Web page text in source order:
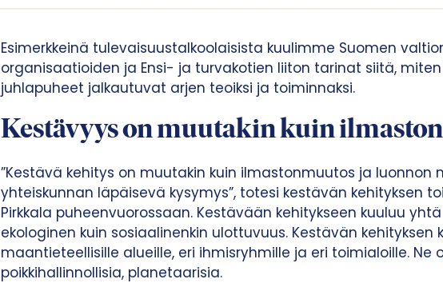
Esimerkkeinä tulevaisuustalkoolaisista kuulimme Suomen
organisaatioiden ja Ensi- ja turvakotien liiton tarinat siitä,
juhlapuheet jalkautuvat arjen teoiksi ja toiminnaksi.
Kestävyys on muutakin kuin
”Kestävä kehitys on muutakin kuin ilmastonmuutos ja luonnon
yhteiskunnan läpäisevä kysymys”, totesi kestävän kehityksen
Pirkkala puheenvuorossaan. Kestävään kehitykseen kuuluu
ekologinen kuin sosiaalinenkin ulottuvuus. Kestävän
maantieteellisille alueille, eri ihmisryhmille ja eri toimialoille. Ne
poikkihallinnollisia, planetaarisia.